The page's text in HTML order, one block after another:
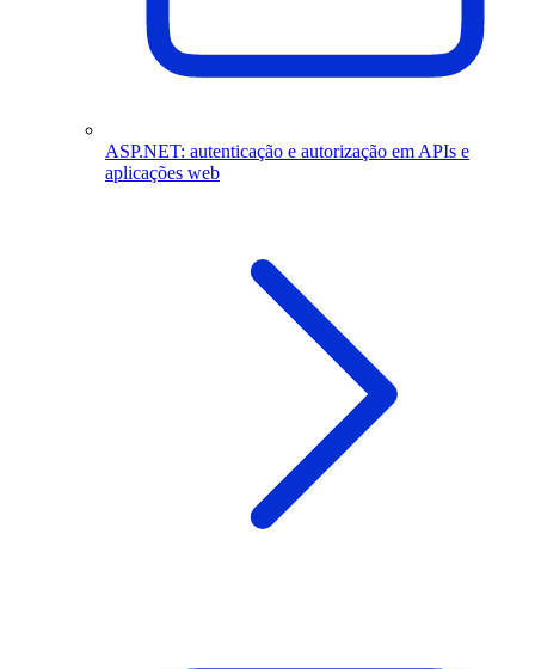
ASP.NET: autenticação e autorização em APIs e
aplicações web